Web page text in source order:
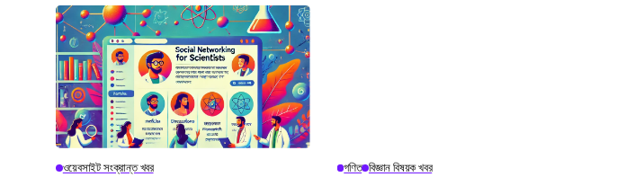
ওয়েবসাইট সংক্রান্ত খবর গণিত বিজ্ঞান বিষয়ক খবর